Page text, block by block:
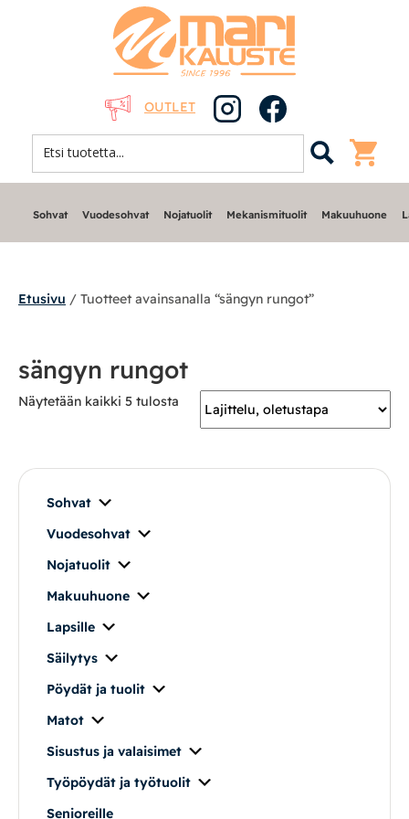
OUTLET
Nojatuolit
Makuuhuone
Säilytys
Työpöydät ja työtuolit
Matot
Ulkokalusteet
Sohvat Vuodesohvat Nojatuolit Mekanismituolit Makuuhuone
Etusivu / Tuotteet avainsanalla “sängyn rungot”
sängyn rungot
Näytetään kaikki 5 tulosta
Sohvat
Vuodesohvat
Nojatuolit
Makuuhuone
Lapsille
Säilytys
Pöydät ja tuolit
Matot
Sisustus ja valaisimet
Työpöydät ja työtuolit
Senioreille